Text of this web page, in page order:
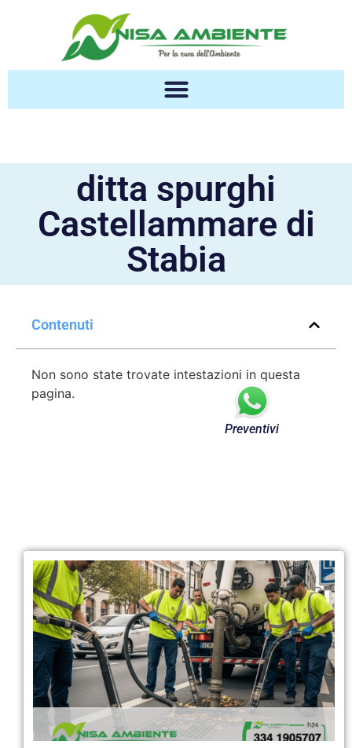
ditta spurghi
Castellammare di
Stabia
Contenuti
Non sono state trovate intestazioni in questa
pagina.
Preventivi